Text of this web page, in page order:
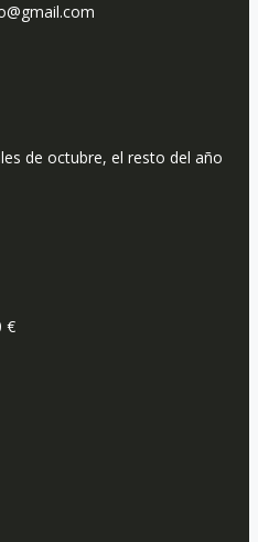
de octubre, el resto del año
€